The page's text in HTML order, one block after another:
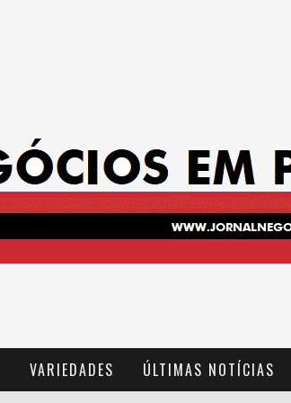
VARIEDADES ÚLTIMAS NOTÍCIAS